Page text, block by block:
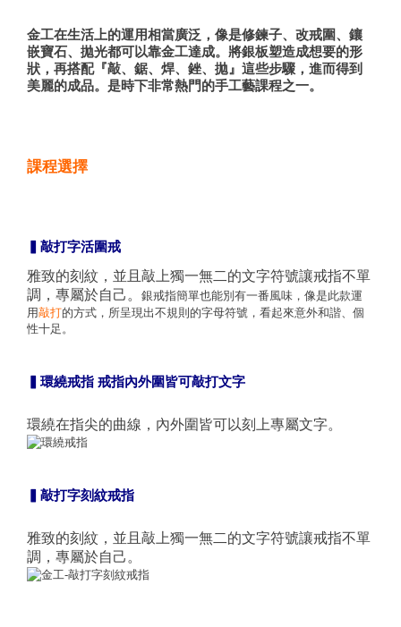
金工在生活上的運用相當廣泛，像是修鍊子、改戒圍、鑲
嵌寶石、拋光都可以靠金工達成。將銀板塑造成想要的形
狀，再搭配『敲、鋸、焊、銼、拋』這些步驟，進而得到
美麗的成品。是時下非常熱門的手工藝課程之一。
課程選擇
▍敲打字活圍戒
雅致的刻紋，並且敲上獨一無二的文字符號讓戒指不單
調，專屬於自己。銀戒指簡單也能別有一番風味，像是此款運
用敲打的方式，所呈現出不規則的字母符號，看起來意外和諧、個
性十足。
▍環繞戒指 戒指內外圍皆可敲打文字
環繞在指尖的曲線，內外圍皆可以刻上專屬文字。
▍敲打字刻紋戒指
雅致的刻紋，並且敲上獨一無二的文字符號讓戒指不單
調，專屬於自己。